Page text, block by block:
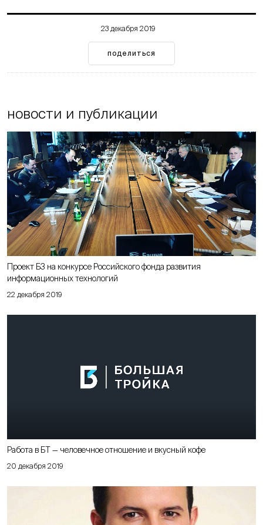
23 декабря 2019
поделиться
новости и публикации
22 декабря 2019
Проект Б3 на конкурсе Российского фонда развития
информационных технологий
20 декабря 2019
Работа в БТ — человечное отношение и вкусный кофе